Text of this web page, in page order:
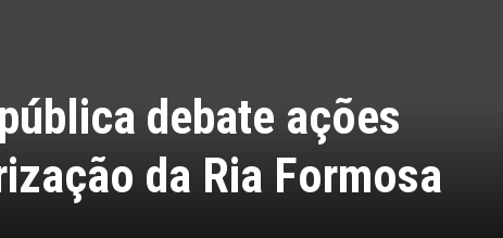
debate ações
da Ria Formosa